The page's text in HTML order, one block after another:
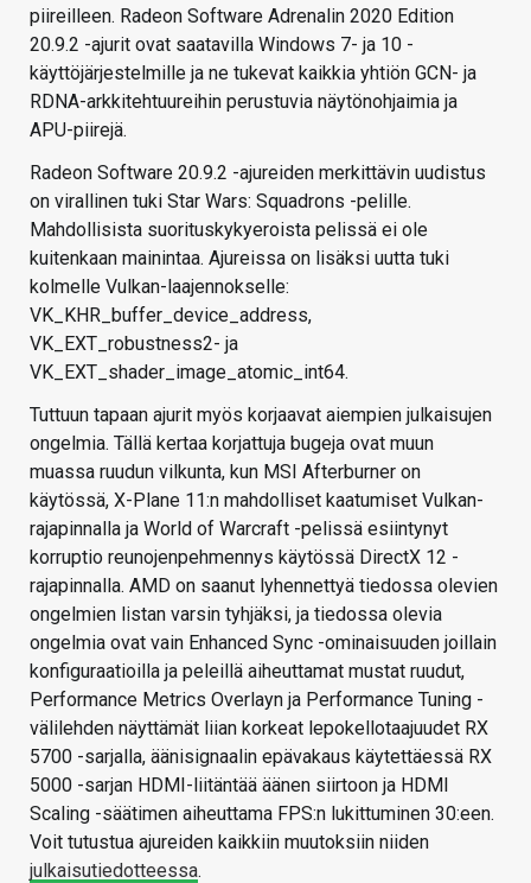
piireilleen. Radeon Software Adrenalin 2020 Edition
20.9.2 -ajurit ovat saatavilla Windows 7- ja 10 -
käyttöjärjestelmille ja ne tukevat kaikkia yhtiön GCN- ja
RDNA-arkkitehtuureihin perustuvia näytönohjaimia ja
APU-piirejä.
Radeon Software 20.9.2 -ajureiden merkittävin uudistus
on virallinen tuki Star Wars: Squadrons -pelille.
Mahdollisista suorituskykyeroista pelissä ei ole
kuitenkaan mainintaa. Ajureissa on lisäksi uutta tuki
kolmelle Vulkan-laajennokselle:
VK_KHR_buffer_device_address,
VK_EXT_robustness2- ja
VK_EXT_shader_image_atomic_int64.
Tuttuun tapaan ajurit myös korjaavat aiempien julkaisujen
ongelmia. Tällä kertaa korjattuja bugeja ovat muun
muassa ruudun vilkunta, kun MSI Afterburner on
käytössä, X-Plane 11:n mahdolliset kaatumiset Vulkan-
rajapinnalla ja World of Warcraft -pelissä esiintynyt
korruptio reunojenpehmennys käytössä DirectX 12 -
rajapinnalla. AMD on saanut lyhennettyä tiedossa olevien
ongelmien listan varsin tyhjäksi, ja tiedossa olevia
ongelmia ovat vain Enhanced Sync -ominaisuuden joillain
konfiguraatioilla ja peleillä aiheuttamat mustat ruudut,
Performance Metrics Overlayn ja Performance Tuning -
välilehden näyttämät liian korkeat lepokellotaajuudet RX
5700 -sarjalla, äänisignaalin epävakaus käytettäessä RX
5000 -sarjan HDMI-liitäntää äänen siirtoon ja HDMI
Scaling -säätimen aiheuttama FPS:n lukittuminen 30:een.
Voit tutustua ajureiden kaikkiin muutoksiin niiden
julkaisutiedotteessa.